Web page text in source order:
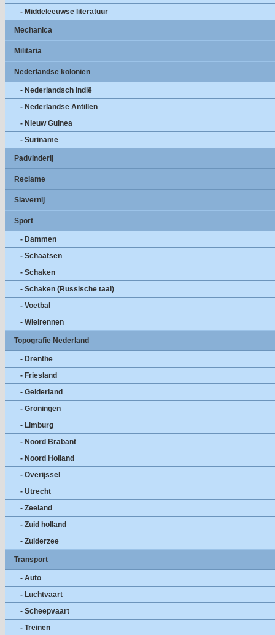
- Middeleeuwse literatuur
Mechanica
Militaria
Nederlandse koloniën
- Nederlandsch Indië
- Nederlandse Antillen
- Nieuw Guinea
- Suriname
Padvinderij
Reclame
Slavernij
Sport
- Dammen
- Schaatsen
- Schaken
- Schaken (Russische taal)
- Voetbal
- Wielrennen
Topografie Nederland
- Drenthe
- Friesland
- Gelderland
- Groningen
- Limburg
- Noord Brabant
- Noord Holland
- Overijssel
- Utrecht
- Zeeland
- Zuid holland
- Zuiderzee
Transport
- Auto
- Luchtvaart
- Scheepvaart
- Treinen